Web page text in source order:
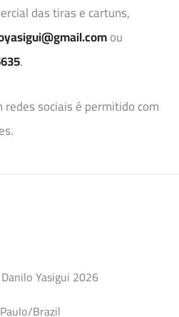
das tiras e cartuns,
ou
.
sociais é permitido com
Yasigui 2026
Brazil